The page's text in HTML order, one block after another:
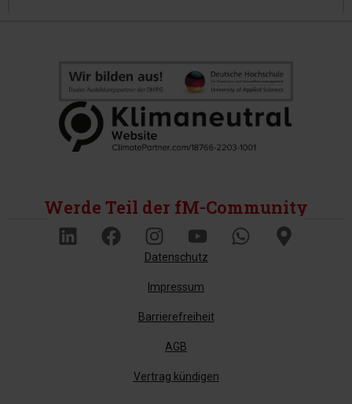
Werde Teil der fM-Community
Datenschutz
Impressum
Barrierefreiheit
AGB
Vertrag kündigen